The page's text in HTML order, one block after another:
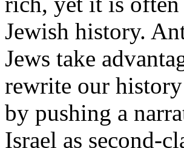
Jewish history.
Jews take
rewrite our history
by pushing a
Israel as second-